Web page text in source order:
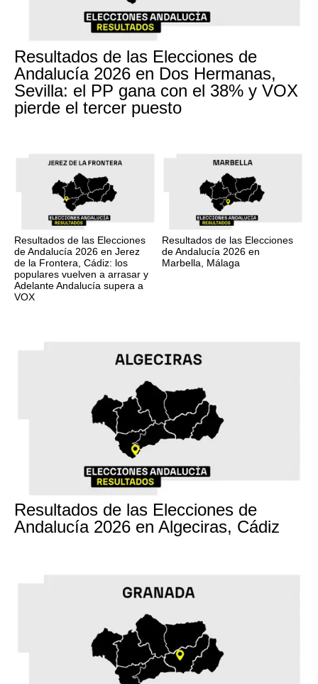
Resultados de las Elecciones de
Andalucía 2026 en Dos Hermanas,
Sevilla: el PP gana con el 38% y VOX
pierde el tercer puesto
Resultados de las Elecciones
de Andalucía 2026 en Jerez
de la Frontera, Cádiz: los
populares vuelven a arrasar y
Adelante Andalucía supera a
VOX
Resultados de las Elecciones
de Andalucía 2026 en
Marbella, Málaga
Resultados de las Elecciones de
Andalucía 2026 en Algeciras, Cádiz